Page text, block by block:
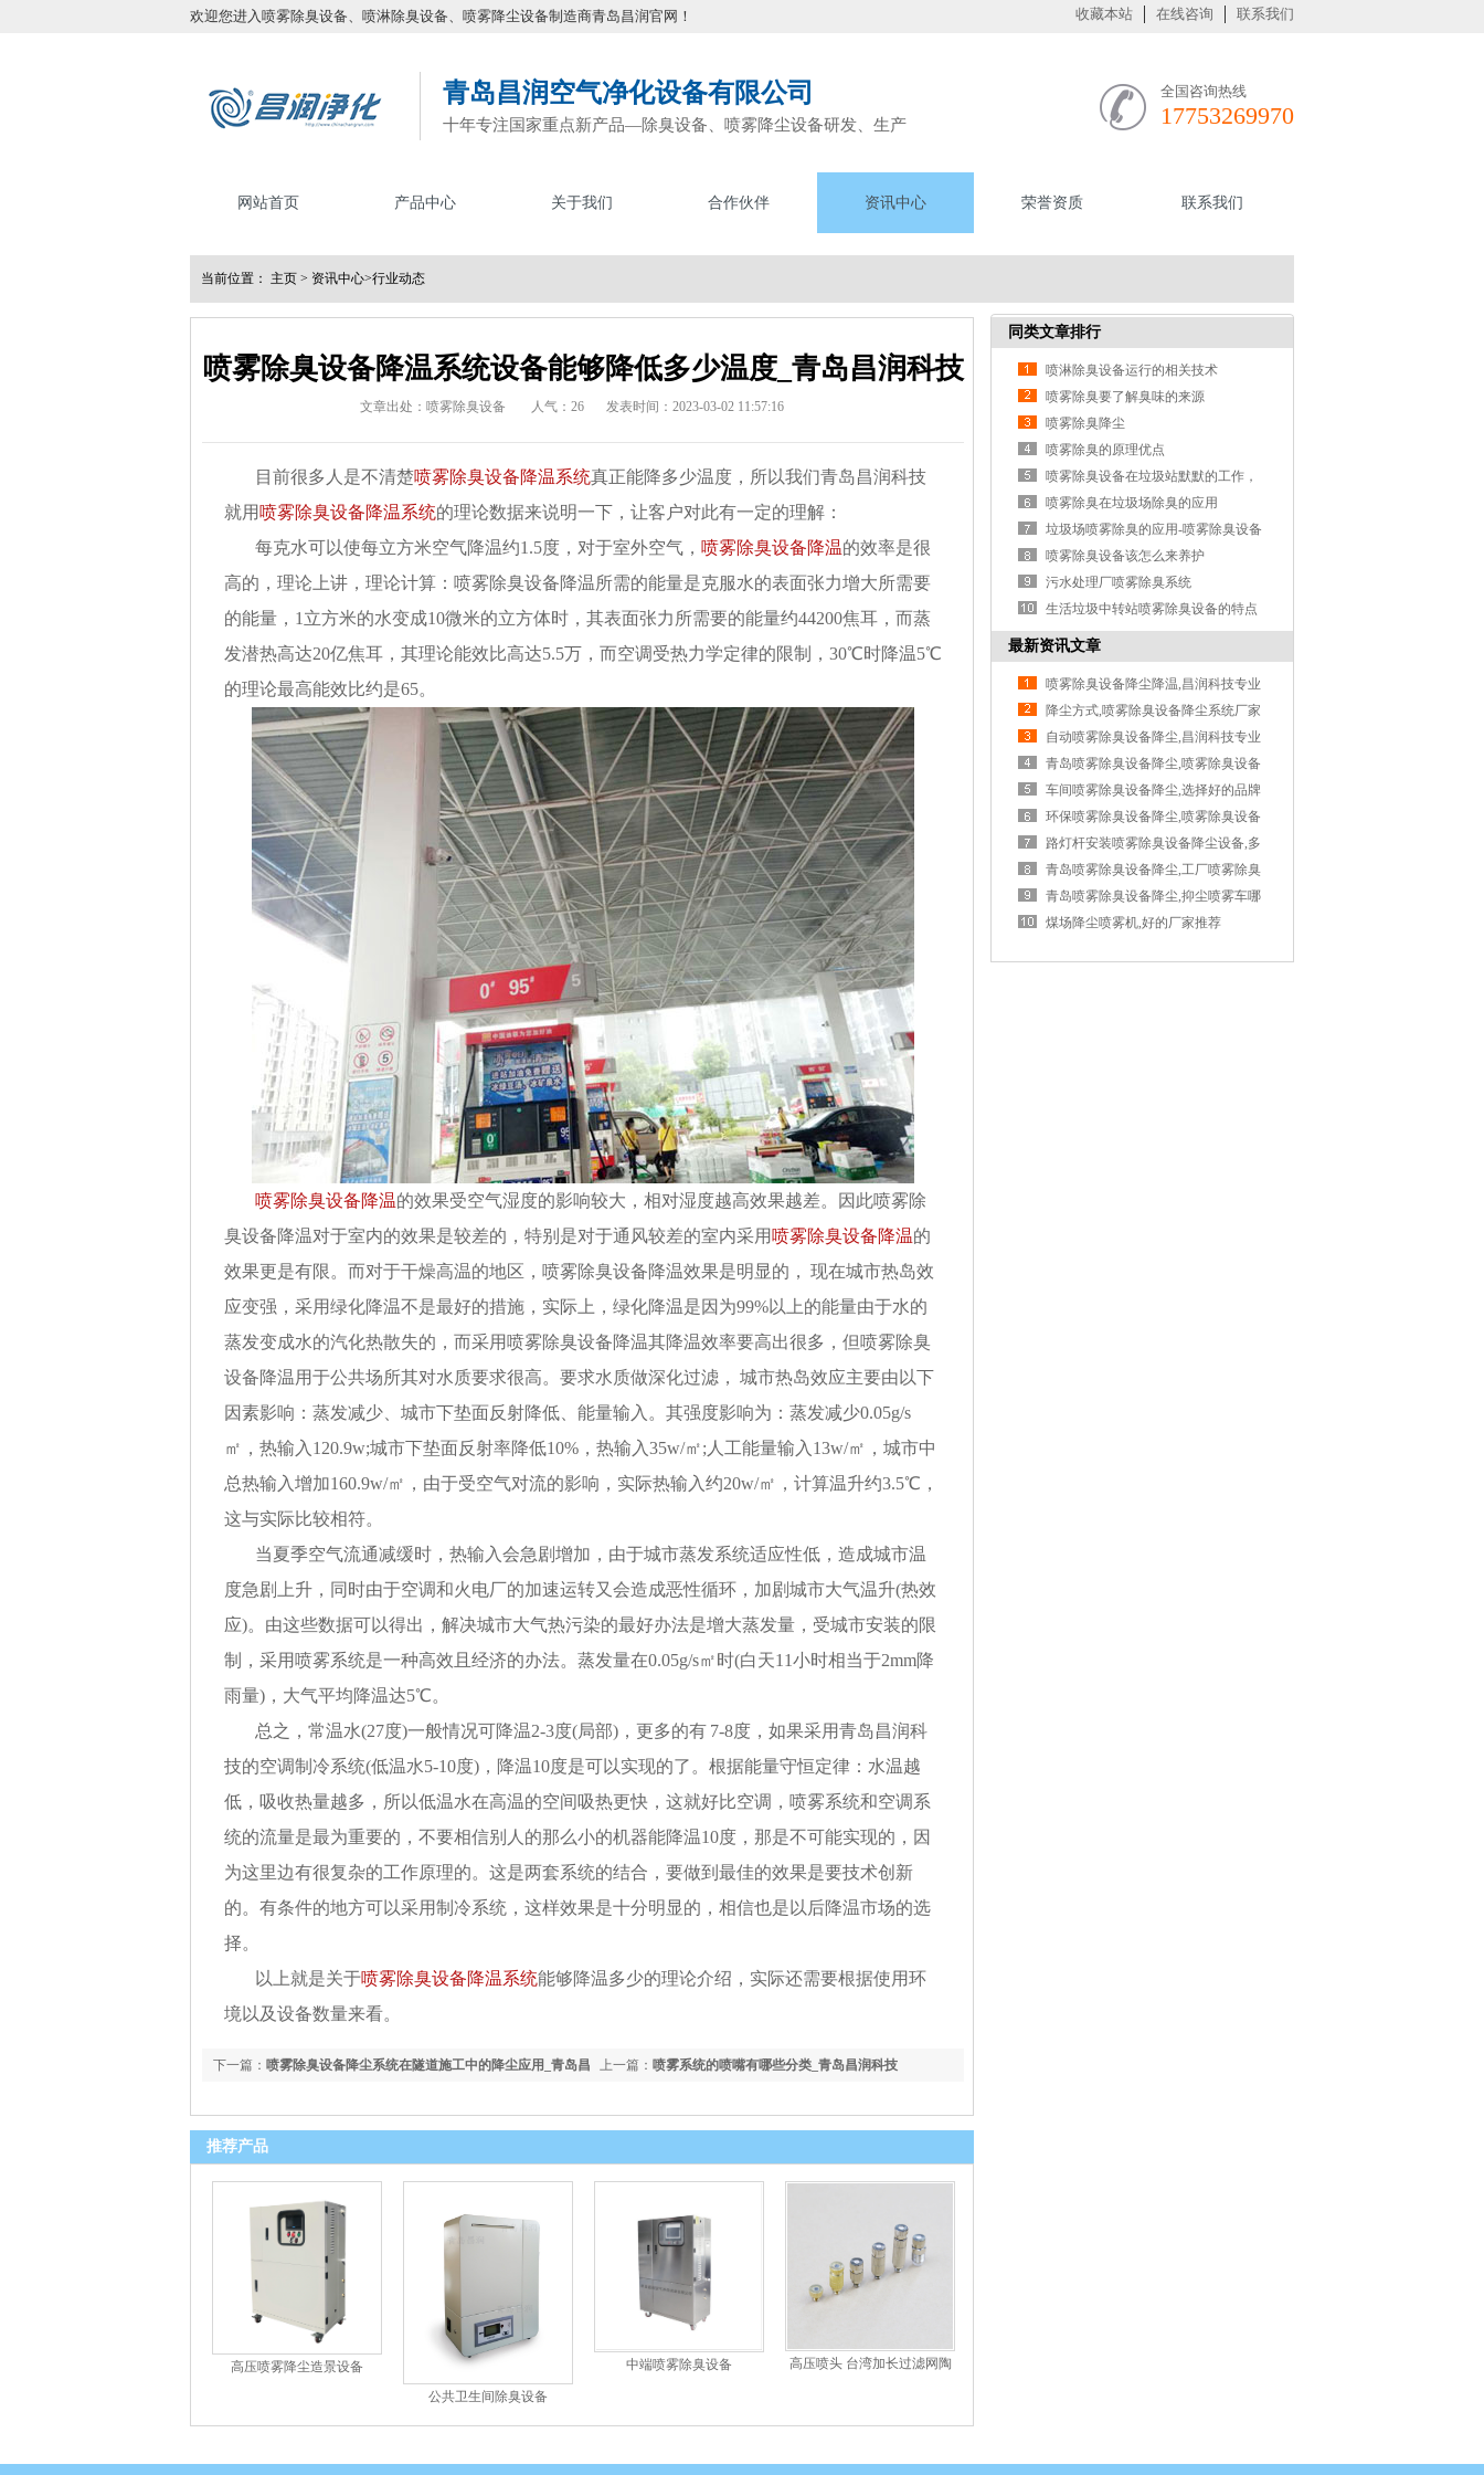
欢迎您进入喷雾除臭设备、喷淋除臭设备、喷雾降尘设备制造商青岛昌润官网！ 收藏本站 在线咨询 联系我们
青岛昌润空气净化设备有限公司
十年专注国家重点新产品—除臭设备、喷雾降尘设备研发、生产
全国咨询热线
17753269970
网站首页 产品中心 关于我们 合作伙伴 资讯中心 荣誉资质 联系我们
当前位置： 主页 > 资讯中心>行业动态
喷雾除臭设备降温系统设备能够降低多少温度_青岛昌润科技
文章出处：喷雾除臭设备 人气：26 发表时间：2023-03-02 11:57:16
目前很多人是不清楚喷雾除臭设备降温系统真正能降多少温度，所以我们青岛昌润科技
就用 喷雾除臭设备降温系统的理论数据来说明一下，让客户对此有一定的理解：
每克水可以使每立方米空气降温约1.5度，对于室外空气， 喷雾除臭设备降温的效率是很
高的，理论上讲，理论计算：喷雾除臭设备降温所需的能量是克服水的表面张力增大所需要
的能量，1立方米的水变成10微米的立方体时，其表面张力所需要的能量约44200焦耳，而蒸
发潜热高达20亿焦耳，其理论能效比高达5.5万，而空调受热力学定律的限制，30℃时降温5℃
的理论最高能效比约是65。
喷雾除臭设备降温的效果受空气湿度的影响较大，相对湿度越高效果越差。因此喷雾除
臭设备降温对于室内的效果是较差的，特别是对于通风较差的室内采用 喷雾除臭设备降温的
效果更是有限。而对于干燥高温的地区，喷雾除臭设备降温效果是明显的， 现在城市热岛效
应变强，采用绿化降温不是最好的措施，实际上，绿化降温是因为99%以上的能量由于水的
蒸发变成水的汽化热散失的，而采用喷雾除臭设备降温其降温效率要高出很多，但喷雾除臭
设备降温用于公共场所其对水质要求很高。要求水质做深化过滤， 城市热岛效应主要由以下
因素影响：蒸发减少、城市下垫面反射降低、能量输入。其强度影响为：蒸发减少0.05g/s
㎡，热输入120.9w;城市下垫面反射率降低10%，热输入35w/㎡;人工能量输入13w/㎡，城市中
总热输入增加160.9w/㎡，由于受空气对流的影响，实际热输入约20w/㎡，计算温升约3.5℃，
这与实际比较相符。
当夏季空气流通减缓时，热输入会急剧增加，由于城市蒸发系统适应性低，造成城市温
度急剧上升，同时由于空调和火电厂的加速运转又会造成恶性循环，加剧城市大气温升(热效
应)。由这些数据可以得出，解决城市大气热污染的最好办法是增大蒸发量，受城市安装的限
制，采用喷雾系统是一种高效且经济的办法。蒸发量在0.05g/s㎡时(白天11小时相当于2mm降
雨量)，大气平均降温达5℃。
总之，常温水(27度)一般情况可降温2-3度(局部)，更多的有 7-8度，如果采用青岛昌润科
技的空调制冷系统(低温水5-10度)，降温10度是可以实现的了。根据能量守恒定律：水温越
低，吸收热量越多，所以低温水在高温的空间吸热更快，这就好比空调，喷雾系统和空调系
统的流量是最为重要的，不要相信别人的那么小的机器能降温10度，那是不可能实现的，因
为这里边有很复杂的工作原理的。这是两套系统的结合，要做到最佳的效果是要技术创新
的。有条件的地方可以采用制冷系统，这样效果是十分明显的，相信也是以后降温市场的选
择。
以上就是关于喷雾除臭设备降温系统能够降温多少的理论介绍，实际还需要根据使用环
境以及设备数量来看。
上一篇： 喷雾系统的喷嘴有哪些分类_青岛昌润科技
下一篇： 喷雾除臭设备降尘系统在隧道施工中的降尘应用_青岛昌
推荐产品
高压喷雾降尘造景设备
公共卫生间除臭设备
中端喷雾除臭设备
高压喷头 台湾加长过滤网陶
同类文章排行
喷淋除臭设备运行的相关技术
喷雾除臭要了解臭味的来源
喷雾除臭降尘
喷雾除臭的原理优点
喷雾除臭设备在垃圾站默默的工作，
清除...
喷雾除臭在垃圾场除臭的应用
垃圾场喷雾除臭的应用-喷雾除臭设备
喷雾除臭设备该怎么来养护
污水处理厂喷雾除臭系统
生活垃圾中转站喷雾除臭设备的特点
最新资讯文章
喷雾除臭设备降尘降温,昌润科技专业
降尘方式,喷雾除臭设备降尘系统厂家
自动喷雾除臭设备降尘,昌润科技专业
青岛喷雾除臭设备降尘,喷雾除臭设备
降...
车间喷雾除臭设备降尘,选择好的品牌
很...
环保喷雾除臭设备降尘,喷雾除臭设备
降...
路灯杆安装喷雾除臭设备降尘设备,多
功...
青岛喷雾除臭设备降尘,工厂喷雾除臭
设...
青岛喷雾除臭设备降尘,抑尘喷雾车哪
家...
煤场降尘喷雾机,好的厂家推荐